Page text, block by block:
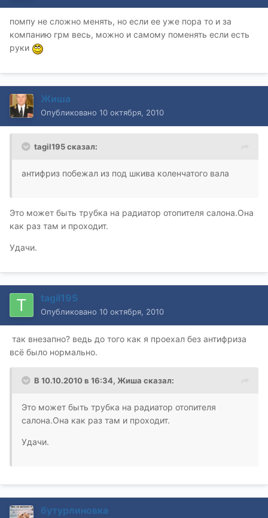
помпу не сложно менять, но если ее уже пора то и за
компанию грм весь, можно и самому поменять если есть
руки
Жиша
Опубликовано 10 октября, 2010
tagil195 сказал:
антифриз побежал из под шкива коленчатого вала
Это может быть трубка на радиатор отопителя салона.Она
как раз там и проходит.
Удачи.
tagil195
Опубликовано 10 октября, 2010
так внезапно? ведь до того как я проехал без антифриза
всё было нормально.
В 10.10.2010 в 16:34, Жиша сказал:
Это может быть трубка на радиатор отопителя
салона.Она как раз там и проходит.
Удачи.
бутурлиновка